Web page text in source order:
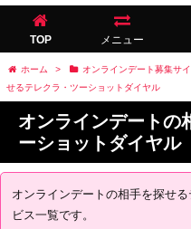
TOP メニュー
ホーム > オンラインデート募集サ
せるテレクラ・ツーショットダイヤル
オンラインデートの
ーショットダイヤル
オンラインデートの相手を探せ
ビス一覧です。